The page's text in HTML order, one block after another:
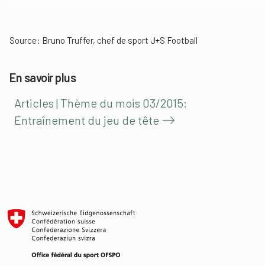
Source: Bruno Truffer, chef de sport J+S Football
En savoir plus
Articles | Thème du mois 03/2015:
Entraînement du jeu de tête